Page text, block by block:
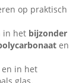
op praktisch
in het bijzonder
en
en in het